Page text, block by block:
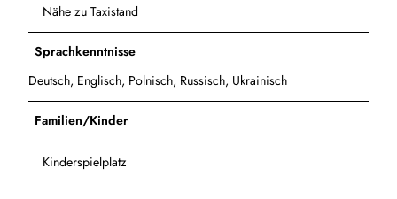
Nähe zu Taxistand
Sprachkenntnisse
Deutsch, Englisch, Polnisch, Russisch, Ukrainisch
Familien/Kinder
Kinderspielplatz